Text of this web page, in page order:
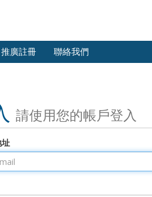
推廣註冊 聯絡我們
請使用您的帳戶登入